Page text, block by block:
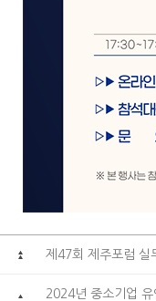
제47회 제주포럼 실
2024년 중소기업 유